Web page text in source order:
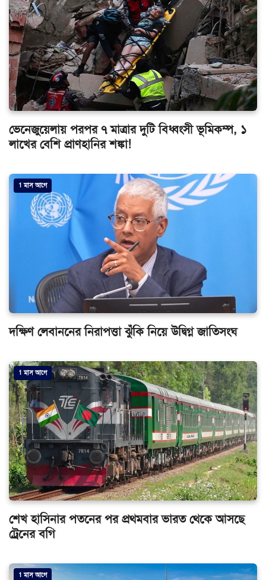
ভেনেজুয়েলায় পরপর ৭ মাত্রার দুটি বিধ্বংসী ভূমিকম্প, ১
লাখের বেশি প্রাণহানির শঙ্কা!
1 মাস আগে
দক্ষিণ লেবাননের নিরাপত্তা ঝুঁকি নিয়ে উদ্বিগ্ন জাতিসংঘ
1 মাস আগে
শেখ হাসিনার পতনের পর প্রথমবার ভারত থেকে আসছে
ট্রেনের বগি
1 মাস আগে